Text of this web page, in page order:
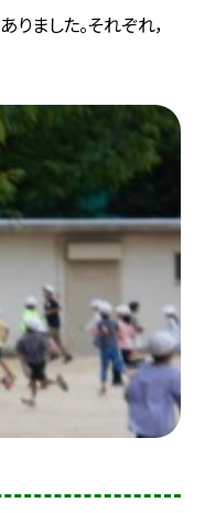
ました。それぞれ，